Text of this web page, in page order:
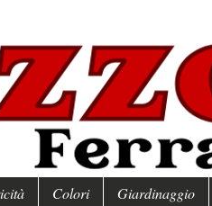
Colori Giardinaggio